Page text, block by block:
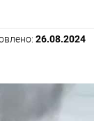
26.08.2024